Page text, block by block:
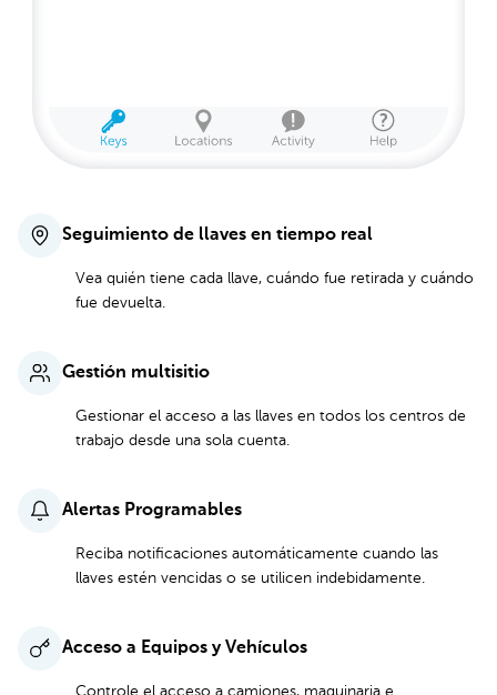
Seguimiento de llaves en tiempo real
Vea quién tiene cada llave, cuándo fue retirada y cuándo
fue devuelta.
Gestión multisitio
Gestionar el acceso a las llaves en todos los centros de
trabajo desde una sola cuenta.
Alertas Programables
Reciba notificaciones automáticamente cuando las
llaves estén vencidas o se utilicen indebidamente.
Acceso a Equipos y Vehículos